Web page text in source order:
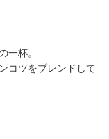
杯。
コツをブレンドして